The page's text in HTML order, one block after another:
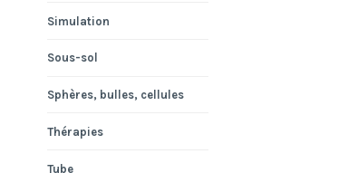
Simulation
Sous-sol
Sphères, bulles, cellules
Thérapies
Tube